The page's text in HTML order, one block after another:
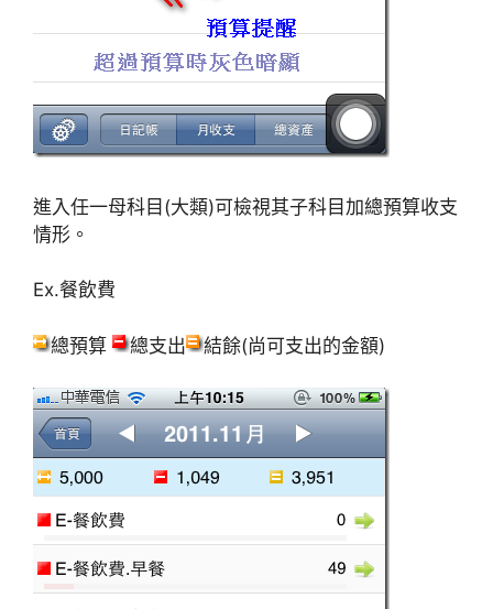
進入任一母科目(大類)可檢視其子科目加總預算收支
情形。
Ex.餐飲費
總預算 總支出 結餘(尚可支出的金額)